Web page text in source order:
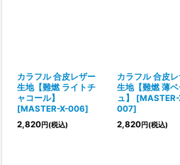
カラフル 合皮レザー
生地【難燃 ライトチ
ャコール】
[MASTER-X-006]
2,820円(税込)
カラフル 合皮
生地【難燃 薄
ュ】
[MASTER-
007]
2,820円(税込)